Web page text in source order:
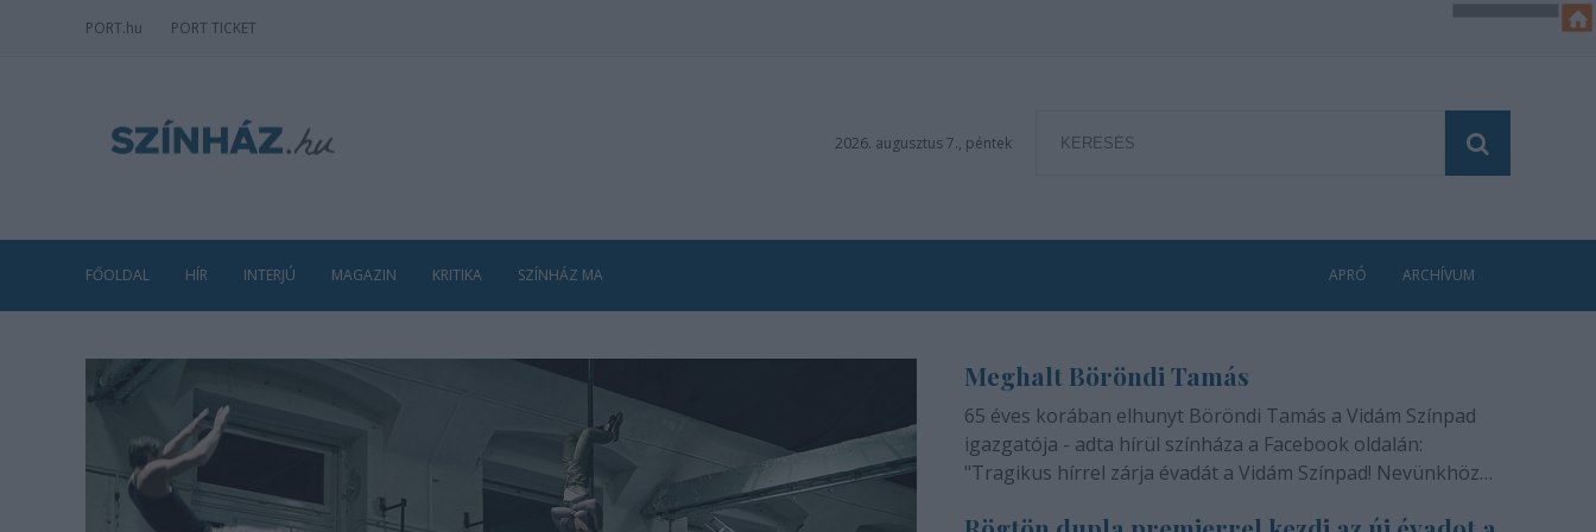
PORT.hu PORT TICKET
2026. augusztus 7., péntek
FŐOLDAL HÍR INTERJÚ MAGAZIN KRITIKA SZÍNHÁZ MA APRÓ ARCHÍVUM
Meghalt Böröndi Tamás
65 éves korában elhunyt Böröndi Tamás a Vidám Színpad
igazgatója - adta hírül színháza a Facebook oldalán:
"Tragikus hírrel zárja évadát a Vidám Színpad! Nevünkhöz